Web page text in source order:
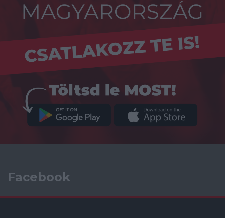
Facebook